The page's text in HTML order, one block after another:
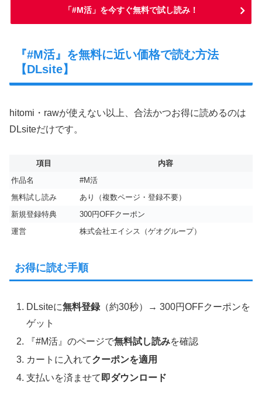
「#M活」を今すぐ無料で試し読み！
『#M活』を無料に近い価格で読む方法
【DLsite】
hitomi・rawが使えない以上、合法かつお得に読めるのは
DLsiteだけです。
項目
内容
作品名
#M活
無料試し読み
あり（複数ページ・登録不要）
新規登録特典
300円OFFクーポン
運営
株式会社エイシス（ゲオグループ）
お得に読む手順
DLsiteに無料登録 （約30秒）→ 300円OFFクーポンを
ゲット
『#M活』のページで無料試し読みを確認
カートに入れてクーポンを適用
支払いを済ませて 即ダウンロード